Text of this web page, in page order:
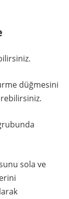
düğmesini
sola ve